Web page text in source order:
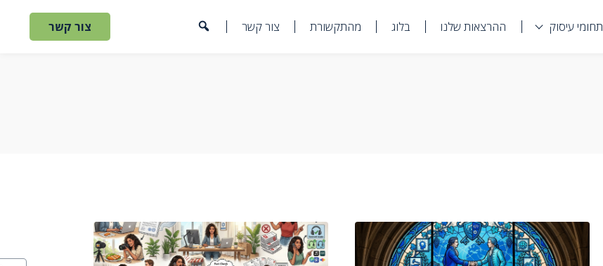
תחומי עיסוק ההרצאות שלנו בלוג מהתקשורת צור קשר צור קשר